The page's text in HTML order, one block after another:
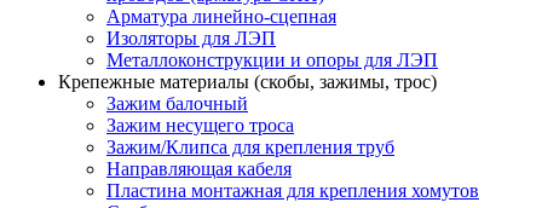
Арматура линейно-сцепная
Изоляторы для ЛЭП
Металлоконструкции и опоры для ЛЭП
Крепежные материалы (скобы, зажимы, трос)
Зажим балочный
Зажим несущего троса
Зажим/Клипса для крепления труб
Направляющая кабеля
Пластина монтажная для крепления хомутов